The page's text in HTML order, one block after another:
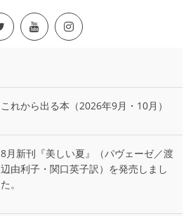
これから出る本（2026年9月・10月）
8月新刊『美しい夏』（パヴェーゼ／渡
辺由利子・関口英子訳）を発売しまし
た。